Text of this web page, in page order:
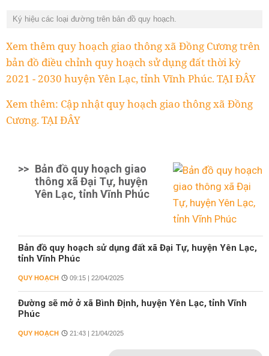
Ký hiệu các loại đường trên bản đồ quy hoạch.
Xem thêm quy hoạch giao thông xã Đồng Cương trên
bản đồ điều chỉnh quy hoạch sử dụng đất thời kỳ
2021 - 2030 huyện Yên Lạc, tỉnh Vĩnh Phúc. TẠI ĐÂY
Xem thêm: Cập nhật quy hoạch giao thông xã Đồng
Cương. TẠI ĐÂY
>> Bản đồ quy hoạch giao
thông xã Đại Tự, huyện
Yên Lạc, tỉnh Vĩnh Phúc
Bản đồ quy hoạch sử dụng đất xã Đại Tự, huyện Yên Lạc,
tỉnh Vĩnh Phúc
QUY HOẠCH 09:15 | 22/04/2025
Đường sẽ mở ở xã Bình Định, huyện Yên Lạc, tỉnh Vĩnh
Phúc
QUY HOẠCH 21:43 | 21/04/2025